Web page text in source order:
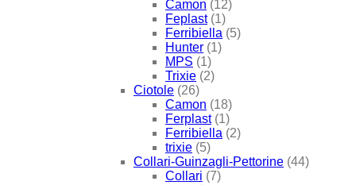
Camon (12)
Feplast (1)
Ferribiella (5)
Hunter (1)
MPS (1)
Trixie (2)
Ciotole (26)
Camon (18)
Ferplast (1)
Ferribiella (2)
trixie (5)
Collari-Guinzagli-Pettorine (44)
Collari (7)